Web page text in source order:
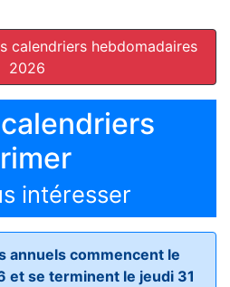
calendriers hebdomadaires
2026
intéresser
annuels commencent le
et se terminent le jeudi 31